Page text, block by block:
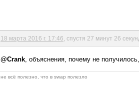
18 марта 2016 г. 17:46 , спустя 27 минут 26
@Crank, объяснения, почему не
не всё полезно, что в swap полезло